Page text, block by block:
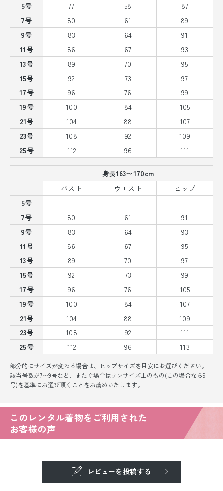
5号
77 58
87
7号
80 61
89
9号
83 64
91
11号
86 67
93
13号
89 70
95
15号
92 73
97
17号
96 76
99
19号
100 84
105
21号
104 88
107
23号
108 92
109
25号
112 96 111
身長163〜170cm
バスト
ウエスト
ヒップ
5号
- -
-
7号
80 61
91
9号
83 64
93
11号
86 67
95
13号
89 70
97
15号
92 73
99
17号
96 76
105
19号
100 84
107
21号
104 88
109
23号
108 92
111
25号
112 96 113
部分的にサイズが変わる場合は、ヒップサイズを目安にお選びください。
該当号数が7〜9号など、またぐ場合はワンサイズ上のもの(この場合なら9
号)を基準にお選び頂くことをお薦めいたします。
このレンタル着物をご利用された
お客様の声
レビューを投稿する